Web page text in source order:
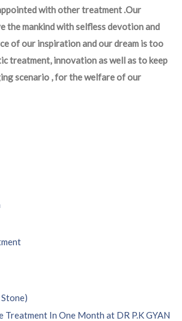
with other treatment .Our
the mankind with selfless devotion and
of our inspiration and our dream is too
treatment, innovation as well as to keep
scenario , for the welfare of our
Treatment In One Month at DR P.K GYAN